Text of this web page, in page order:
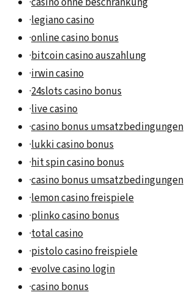
·legiano casino
·online casino bonus
·bitcoin casino auszahlung
·irwin casino
·24slots casino bonus
·live casino
·casino bonus umsatzbedingungen
·lukki casino bonus
·hit spin casino bonus
·casino bonus umsatzbedingungen
·lemon casino freispiele
·plinko casino bonus
·total casino
·pistolo casino freispiele
·evolve casino login
·casino bonus